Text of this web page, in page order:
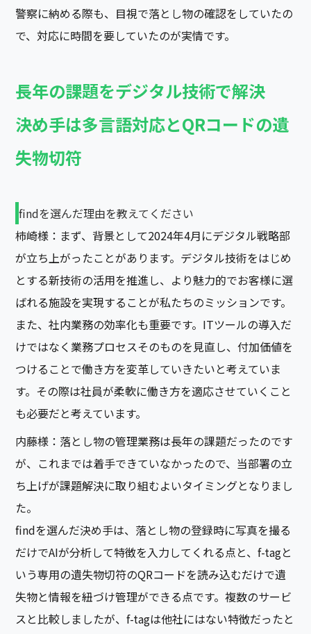
警察に納める際も、目視で落とし物の確認をしていたの
で、対応に時間を要していたのが実情です。
長年の課題をデジタル技術で解決
決め手は多言語対応とQRコードの遺
失物切符
findを選んだ理由を教えてください
柿崎様：まず、背景として2024年4月にデジタル戦略部
が立ち上がったことがあります。デジタル技術をはじめ
とする新技術の活用を推進し、より魅力的でお客様に選
ばれる施設を実現することが私たちのミッションです。
また、社内業務の効率化も重要です。ITツールの導入だ
けではなく業務プロセスそのものを見直し、付加価値を
つけることで働き方を変革していきたいと考えていま
す。その際は社員が柔軟に働き方を適応させていくこと
も必要だと考えています。
内藤様：落とし物の管理業務は長年の課題だったのです
が、これまでは着手できていなかったので、当部署の立
ち上げが課題解決に取り組むよいタイミングとなりまし
た。
findを選んだ決め手は、落とし物の登録時に写真を撮る
だけでAIが分析して特徴を入力してくれる点と、f-tagと
いう専用の遺失物切符のQRコードを読み込むだけで遺
失物と情報を紐づけ管理ができる点です。複数のサービ
スと比較しましたが、f-tagは他社にはない特徴だったと